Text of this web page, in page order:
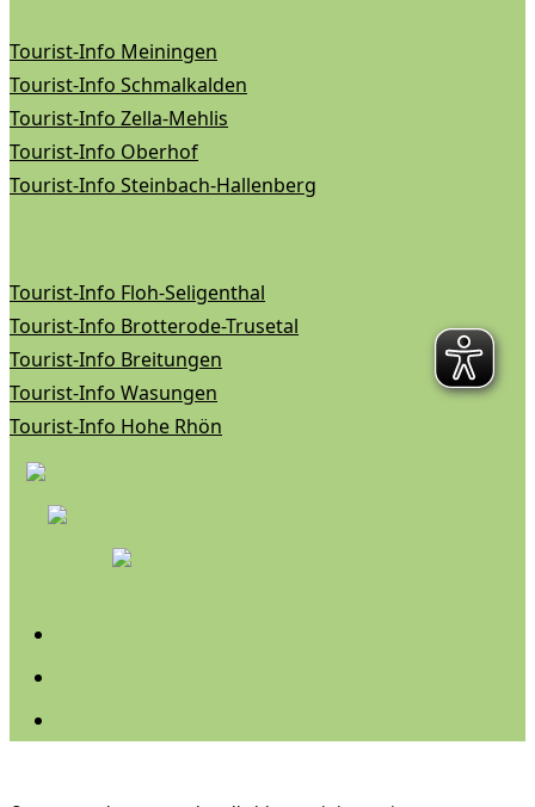
Tourist-Info Meiningen
Tourist-Info Schmalkalden
Tourist-Info Zella-Mehlis
Tourist-Info Oberhof
Tourist-Info Steinbach-Hallenberg
Tourist-Info Floh-Seligenthal
Tourist-Info Brotterode-Trusetal
Tourist-Info Breitungen
Tourist-Info Wasungen
Tourist-Info Hohe Rhön